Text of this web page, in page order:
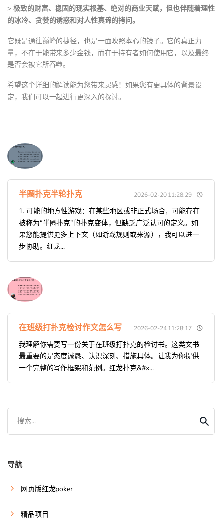
> 极致的财富、稳固的现实根基、绝对的商业天赋，但也伴随着理性
的冰冷、贪婪的诱惑和对人性真谛的拷问。
它既是通往巅峰的捷径，也是一面映照本心的镜子。它的真正力
量，不在于能带来多少金钱，而在于持有者如何使用它，以及最终
是否会被它所吞噬。
希望这个详细的解读能为您带来灵感！如果您有更具体的背景设
定，我们可以一起进行更深入的探讨。
半圈扑克半轮扑克 2026-02-20 11:28:29
1. 可能的地方性游戏：在某些地区或非正式场合，可能存在
被称为“半圈扑克”的扑克变体，但缺乏广泛认可的定义。如
果您能提供更多上下文（如游戏规则或来源），我可以进一
步协助。红龙...
在班级打扑克检讨作文怎么写 2026-02-24 11:28:17
我理解你需要写一份关于在班级打扑克的检讨书。这类文书
最重要的是态度诚恳、认识深刻、措施具体。让我为你提供
一个完整的写作框架和范例。红龙扑克&#x...
搜索...
导航
网页版红龙poker
精品项目